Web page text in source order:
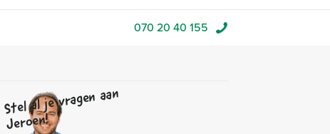
070 20 40 155
Stel al je vragen aan
Jeroen!